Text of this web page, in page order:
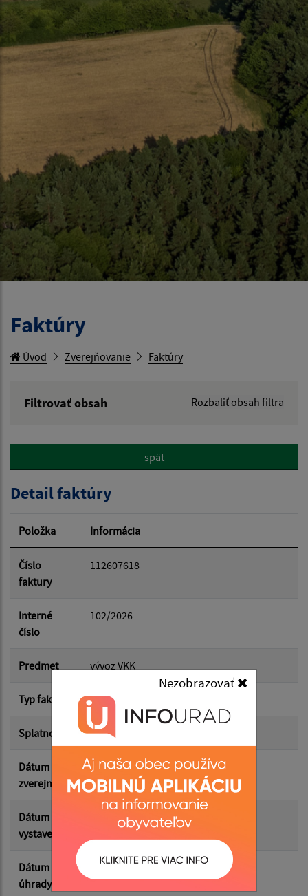
Nezobrazovať
Faktúry
Úvod Zverejňovanie Faktúry
Filtrovať obsah
Rozbaliť obsah filtra
Hľadať v:
Dátum od:
Dátum do:
Suma od:
Suma do:
Filtrovať Reset
späť
Detail faktúry
Položka Informácia
Číslo
faktury
112607618
Interné
číslo
102/2026
Predmet vývoz VKK
Typ faktúry dodávateľská
Splatnosť 07.06.2026
Dátum
zverejnenia
01.07.2026
Dátum
vystavenia
07.05.2026
Dátum
úhrady
09.06.2026